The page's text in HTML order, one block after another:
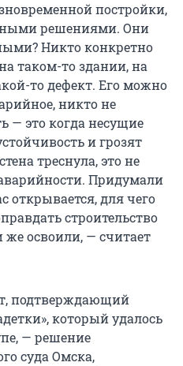
постройки,
решениями. Они
Никто конкретно
таком-то здании, на
то дефект. Его можно
никто не
— это когда несущие
и грозят
треснула, это не
Придумали
открывается, для чего
строительство
же освоили, — считает
подтверждающий
который удалось
— решение
суда Омска,